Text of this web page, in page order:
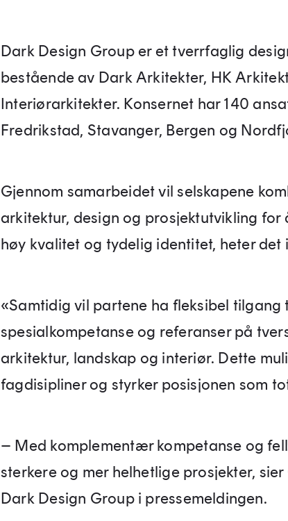
Dark Design Group er et tverrfaglig
bestående av Dark Arkitekter, HK
Interiørarkitekter. Konsernet har 140
Fredrikstad, Stavanger, Bergen og
Gjennom samarbeidet vil selskapene
arkitektur, design og prosjektutvikling for
høy kvalitet og tydelig identitet, heter det
«Samtidig vil partene ha fleksibel tilgang
spesialkompetanse og referanser på
arkitektur, landskap og interiør. Dette
fagdisipliner og styrker posisjonen som
– Med komplementær kompetanse og
sterkere og mer helhetlige prosjekter,
Dark Design Group i pressemeldingen.